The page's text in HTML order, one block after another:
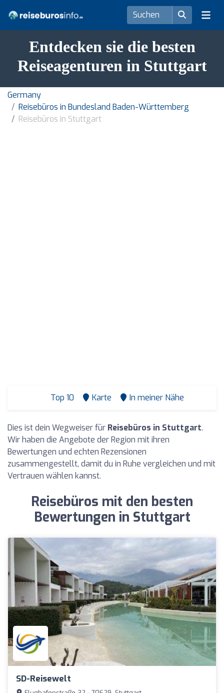
Entdecken sie die besten
Reiseagenturen in Stuttgart
Germany
Reisebüros in Bundesland Baden-Württemberg
Reisebüros in Stuttgart
Top 10 Karte In meiner Nähe
Dies ist dein Wegweiser für Reisebüros in Stuttgart.
Wir haben die Angebote der Region mit ihren
Bewertungen und echten Rezensionen
zusammengestellt, damit du in Ruhe vergleichen und mit
Vertrauen wählen kannst.
Reisebüros mit den besten
Bewertungen in Stuttgart
SD-Reisewelt